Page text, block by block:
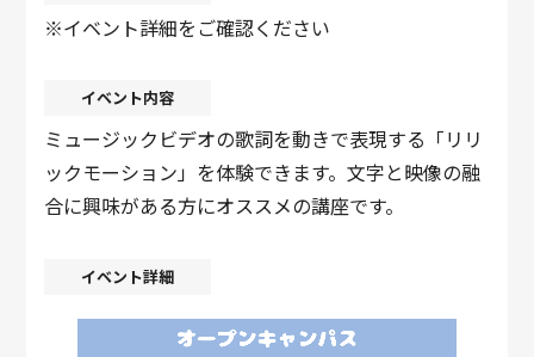
※イベント詳細をご確認ください
イベント内容
ミュージックビデオの歌詞を動きで表現する「リリ
ックモーション」を体験できます。文字と映像の融
合に興味がある方にオススメの講座です。
イベント詳細